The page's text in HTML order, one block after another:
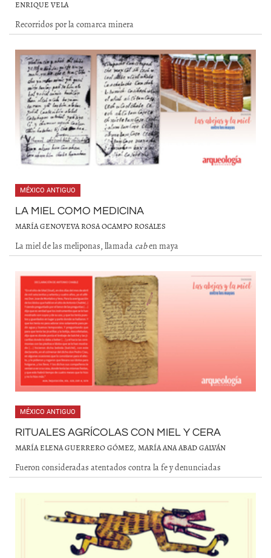
ENRIQUE VELA
Recorridos por la comarca minera
MÉXICO ANTIGUO
LA MIEL COMO MEDICINA
MARÍA GENOVEVA ROSA OCAMPO ROSALES
La miel de las meliponas, llamada caben maya
MÉXICO ANTIGUO
RITUALES AGRÍCOLAS CON MIEL Y CERA
MARÍA ELENA GUERRERO GÓMEZ, MARÍA ANA ABAD GALVÁN
Fueron consideradas atentados contra la fe y denunciadas